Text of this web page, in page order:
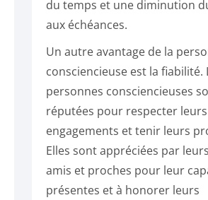
du temps et une diminution
aux échéances.
Un autre avantage de la
consciencieuse est la fiabilité.
personnes consciencieuses
réputées pour respecter leurs
engagements et tenir leurs
Elles sont appréciées par
amis et proches pour leur
présentes et à honorer leurs